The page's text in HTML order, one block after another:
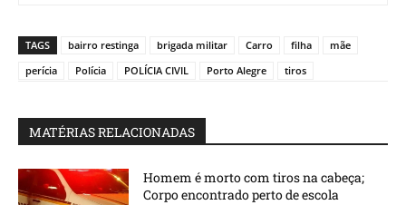
TAGS bairro restinga brigada militar Carro filha
mãe
perícia
Polícia POLÍCIA CIVIL Porto Alegre tiros
MATÉRIAS RELACIONADAS
Homem é morto com tiros na cabeça;
Corpo encontrado perto de escola